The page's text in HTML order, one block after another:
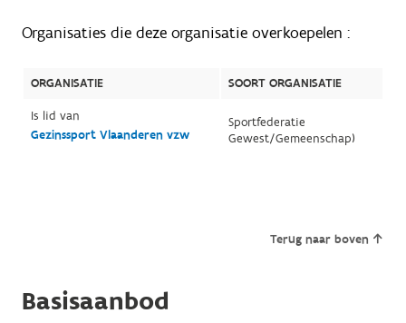
Organisaties die deze organisatie overkoepelen :
ORGANISATIE
SOORT ORGANISATIE
Is lid van
Gezinssport Vlaanderen vzw
Sportfederatie
Gewest/Gemeenschap)
Terug naar boven
Basisaanbod